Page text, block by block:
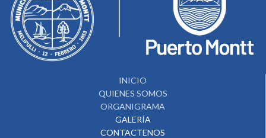
INICIO
QUIENES SOMOS
ORGANIGRAMA
GALERÍA
CONTACTENOS